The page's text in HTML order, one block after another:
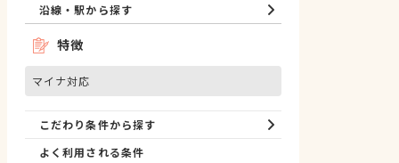
沿線・駅から探す
特徴
マイナ対応
こだわり条件から探す
よく利用される条件